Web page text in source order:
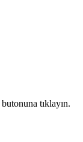
butonuna tıklayın.